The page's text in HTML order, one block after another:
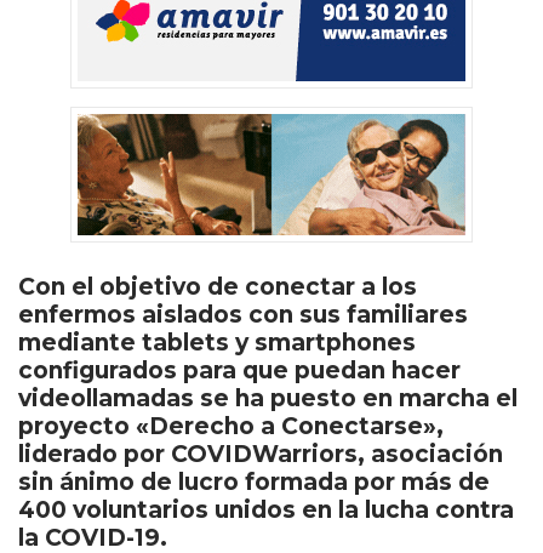
Con el objetivo de conectar a los
enfermos aislados con sus familiares
mediante tablets y smartphones
configurados para que puedan hacer
videollamadas se ha puesto en marcha el
proyecto «Derecho a Conectarse»,
liderado por COVIDWarriors, asociación
sin ánimo de lucro formada por más de
400 voluntarios unidos en la lucha contra
la COVID-19.